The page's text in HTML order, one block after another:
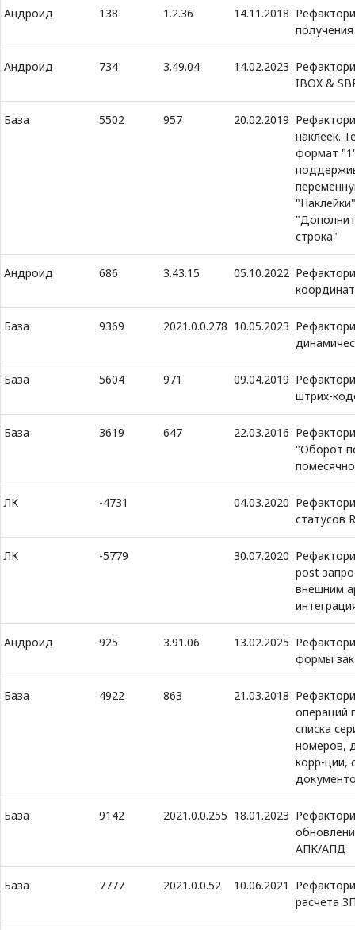
Андроид 138 1.2.36 14.11.2018
Андроид 734 3.49.04 14.02.2023
IBOX &
База 5502 957 20.02.2019
наклеек.
формат
строка"
Андроид 686 3.43.15 05.10.2022
координат
База 9369 2021.0.0.278 10.05.2023
База 5604 971 09.04.2019
штрих-
База 3619 647 22.03.2016
"Оборот
ЛК -4731 04.03.2020
статусов
ЛК -5779 30.07.2020
post
внешним
Андроид 925 3.91.06 13.02.2025
формы
База 4922 863 21.03.2018
операций
списка
номеров,
корр-ции,
База 9142 2021.0.0.255 18.01.2023
АПК/АПД
База 7777 2021.0.0.52 10.06.2021
расчета